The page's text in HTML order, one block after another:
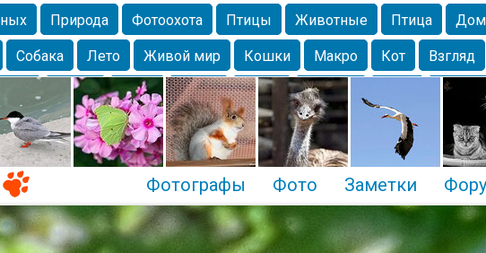
Природа Фотоохота Птицы Животные Птица
Собака Лето Живой мир Кошки Макро Кот Взгляд
Озеро Глаза Крым Весна Москва Белка
Город Бабочка Чайка Лес Утки Николаев
Фотографы Фото Заметки